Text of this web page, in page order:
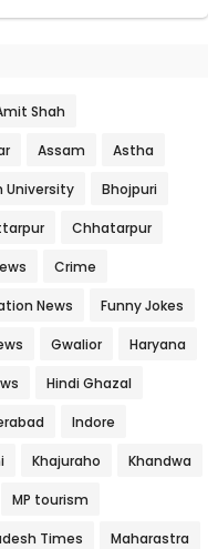
Shah
Assam Astha
University Bhojpuri
Chhatarpur
Crime
News Funny Jokes
Gwalior Haryana
Hindi Ghazal
Indore
Khajuraho Khandwa
MP tourism
Times Maharastra